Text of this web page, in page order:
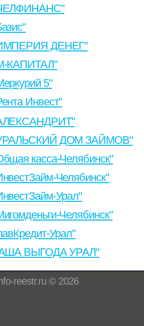
ДЕНЕГ"
КАПИТАЛ"
5"
Инвест"
ДОМ ЗАЙМОВ"
касса-Челябинск"
Челябинск"
Урал"
Челябинск"
Урал"
ВЫГОДА УРАЛ"
reestr.ru © 2026